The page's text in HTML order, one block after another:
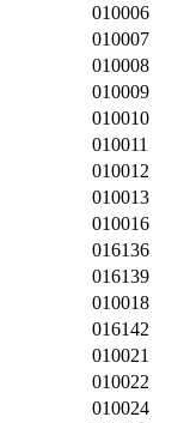
010006
010007
010008
010009
010010
010011
010012
010013
010016
016136
016139
010018
016142
010021
010022
010024